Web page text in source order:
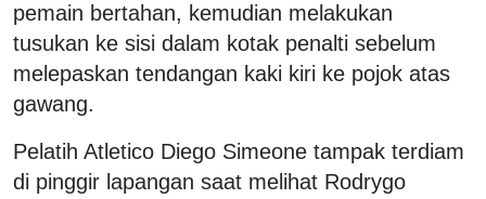
pemain bertahan, kemudian melakukan
tusukan ke sisi dalam kotak penalti sebelum
melepaskan tendangan kaki kiri ke pojok atas
gawang.
Pelatih Atletico Diego Simeone tampak terdiam
di pinggir lapangan saat melihat Rodrygo